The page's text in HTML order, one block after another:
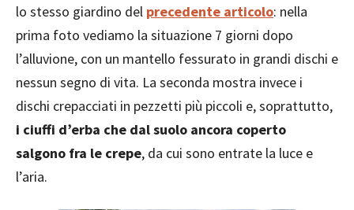
lo stesso giardino del precedente articolo: nella
prima foto vediamo la situazione 7 giorni dopo
l’alluvione, con un mantello fessurato in grandi dischi e
nessun segno di vita. La seconda mostra invece i
dischi crepacciati in pezzetti più piccoli e, soprattutto,
i ciuffi d’erba che dal suolo ancora coperto
salgono fra le crepe, da cui sono entrate la luce e
l’aria.